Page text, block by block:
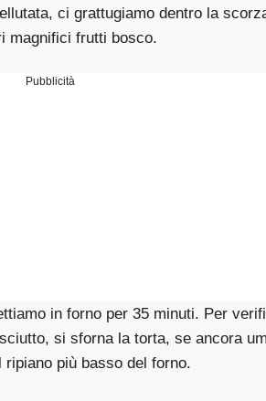
ci grattugiamo dentro la
magnifici frutti bosco.
Pubblicità
in forno per 35 minuti. Per
si sforna la torta, se ancora
più basso del forno.